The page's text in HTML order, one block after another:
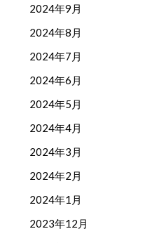
2024年9月
2024年8月
2024年7月
2024年6月
2024年5月
2024年4月
2024年3月
2024年2月
2024年1月
2023年12月